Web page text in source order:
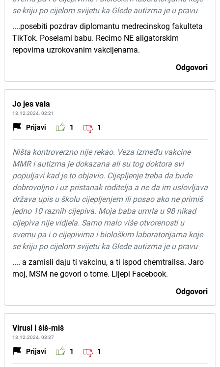
se kriju po cijelom svijetu ka Glede autizma je u pravu
....posebiti pozdrav diplomantu medrecinskog fakulteta
TikTok. Poselami babu. Recimo NE aligatorskim
repovima uzrokovanim vakcijenama.
Odgovori
Jo jes vala
13.12.2024. 02:21
Prijavi 1 1
Ništa kontroverzno nije rekao. Veza između vakcine
MMR i autizma je dokazana ali su tog doktora svi
populjavi kad je to objavio. Cijepljenje treba da bude
dobrovoljno i uz pristanak roditelja a ne da im uslovljava
država upis u školu cijepljenjem ili posao ako ne primiš
jedno 10 raznih cijepiva. Moja baba umrla u 98 nikad
cijepiva nije vidjela. Samo malo više otvorenosti u
svemu pa i o cijepivima i biološkim laboratorijama koje
se kriju po cijelom svijetu ka Glede autizma je u pravu
.... a zamisli daju ti vakcinu, a ti ispod chemtrailsa. Jaro
moj, MSM ne govori o tome. Lijepi Facebook.
Odgovori
Virusi i šiš-miš
13.12.2024. 03:37
Prijavi 1 1